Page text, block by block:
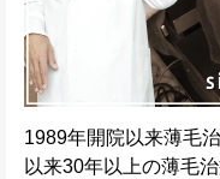
1989年開院以来薄毛
以来30年以上の薄毛